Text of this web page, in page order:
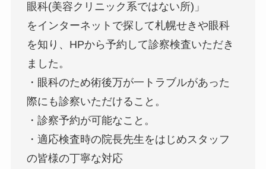
眼科(美容クリニック系ではない所)」
をインターネットで探して札幌せきや眼科
を知り、HPから予約して診察検査いただき
ました。
・眼科のため術後万が一トラブルがあった
際にも診察いただけること。
・診察予約が可能なこと。
・適応検査時の院長先生をはじめスタッフ
の皆様の丁寧な対応